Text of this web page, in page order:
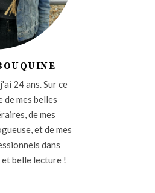
24 ans. Sur ce
de mes belles
de mes
et de mes
dans
belle lecture !